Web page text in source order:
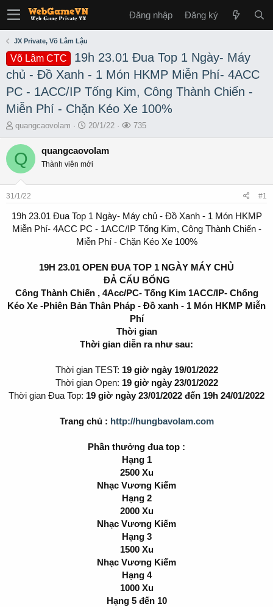
Đăng nhập Đăng ký
JX Private, Võ Lâm Lậu
Võ Lâm CTC
19h 23.01 Đua Top 1 Ngày- Máy
chủ - Đồ Xanh - 1 Món HKMP Miễn Phí- 4ACC
PC - 1ACC/IP Tống Kim, Công Thành Chiến -
Miễn Phí - Chặn Kéo Xe 100%
T
r
e
s
a
t
quangcaovolam
S
a
t
e
20/1/22
L
735
Q quangcaovolam
Thành viên mới
31/1/22 #1
19h 23.01 Đua Top 1 Ngày- Máy chủ - Đồ Xanh - 1 Món HKMP
Miễn Phí- 4ACC PC - 1ACC/IP Tống Kim, Công Thành Chiến -
Miễn Phí - Chặn Kéo Xe 100%
19H 23.01 OPEN ĐUA TOP 1 NGÀY MÁY CHỦ
ĐẢ CẨU BỔNG
Công Thành Chiến , 4Acc/PC- Tống Kim 1ACC/IP- Chống
Kéo Xe -Phiên Bản Thân Pháp - Đồ xanh - 1 Món HKMP Miễn
Phí
Thời gian
Thời gian diễn ra như sau:
Thời gian TEST: 19 giờ ngày 19/01/2022
Thời gian Open: 19 giờ ngày 23/01/2022
Thời gian Đua Top: 19 giờ ngày 23/01/2022 đến 19h 24/01/2022
Trang chủ : http://hungbavolam.com
Phần thưởng đua top :
Hạng 1
2500 Xu
Nhạc Vương Kiếm
Hạng 2
2000 Xu
Nhạc Vương Kiếm
Hạng 3
1500 Xu
Nhạc Vương Kiếm
Hạng 4
1000 Xu
Hạng 5 đến 10